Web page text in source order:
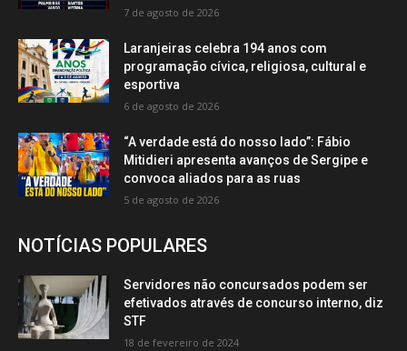
7 de agosto de 2026
Laranjeiras celebra 194 anos com
programação cívica, religiosa, cultural e
esportiva
6 de agosto de 2026
“A verdade está do nosso lado”: Fábio
Mitidieri apresenta avanços de Sergipe e
convoca aliados para as ruas
5 de agosto de 2026
NOTÍCIAS POPULARES
Servidores não concursados podem ser
efetivados através de concurso interno, diz
STF
18 de fevereiro de 2024